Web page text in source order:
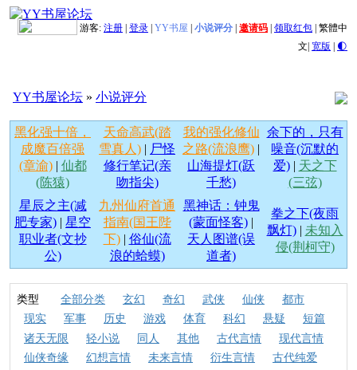
游客: 注册 登录 YY书屋 小说评分 邀请码 领取红包 繁體中
文| 宽版 | 🌓
YY书屋论坛 » 小说评分
黑化强十倍，
成魔百倍强
(章渝)| 仙都
(陈猿)
天命高武(踏
雪真人) | 尸怪
修行笔记(亲
吻指尖)
我的强化修仙
之路(流浪鹰) |
山海提灯(跃
千愁)
余下的，只有
噪音(沉默的
爱)| 天之下
(三弦)
星辰之主(减
肥专家) | 星空
职业者(文抄
公)
九州仙府首通
指南(国王陛
下)| 俗仙(流
浪的蛤蟆)
黑神话：钟鬼
(蒙面怪客) |
天人图谱(误
道者)
拳之下(夜雨
飘灯)| 未知入
侵(荆柯守)
类型 全部分类 玄幻 奇幻 武侠 仙侠
都市
现实
军事 历史 游戏 体育 科幻 悬疑
短篇
诸天无限
轻小说 同人 其他 古代言情
现代言情
仙侠奇缘
幻想言情 未来言情 衍生言情
古代纯爱